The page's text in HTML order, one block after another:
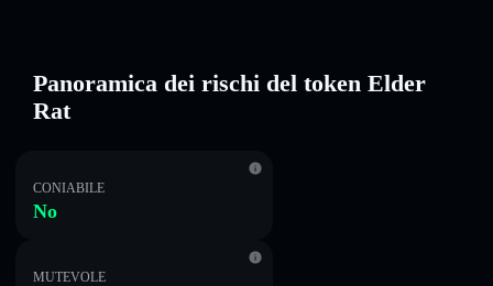
Panoramica dei rischi del token Elder
Rat
CONIABILE
No
MUTEVOLE